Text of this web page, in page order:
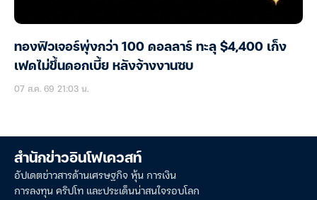
ทองฟิวเจอร์พุ่งกว่า 100 ดอลลาร์ ทะลุ $4,400 เก็ง
เฟดไม่ขึ้นดอกเบี้ย หลังจ้างงานซบ
07 ส.ค. 69 21:03 น.
สำนักข่าวอินโฟเควสท์
อัปเดตข่าวสารด้านเศรษฐกิจ หุ้น การเงิน
การลงทุน คริปโท และประเด็นน่าสนใจรอบโลก